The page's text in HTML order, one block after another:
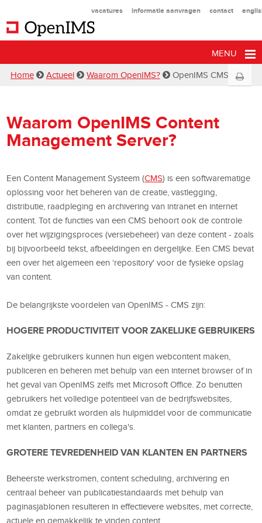
vacatures informatie aanvragen contact
MENU
Home Actueel Waarom OpenIMS? OpenIMS CMS
Waarom OpenIMS Content
Management Server?
Een Content Management Systeem (CMS) is een softwarematige
oplossing voor het beheren van de creatie, vastlegging,
distributie, raadpleging en archivering van intranet en internet
content. Tot de functies van een CMS behoort ook de controle
over het wijzigingsproces (versiebeheer) van deze content - zoals
bij bijvoorbeeld tekst, afbeeldingen en dergelijke. Een CMS bevat
een over het algemeen een ‘repository' voor de fysieke opslag
van content.
De belangrijkste voordelen van OpenIMS - CMS zijn:
HOGERE PRODUCTIVITEIT VOOR ZAKELIJKE GEBRUIKERS
Zakelijke gebruikers kunnen hun eigen webcontent maken,
publiceren en beheren met behulp van een internet browser of in
het geval van OpenIMS zelfs met Microsoft Office. Zo benutten
gebruikers het volledige potentieel van de bedrijfswebsites,
omdat ze gebruikt worden als hulpmiddel voor de communicatie
met klanten, partners en collega's.
GROTERE TEVREDENHEID VAN KLANTEN EN PARTNERS
Beheerste werkstromen, content scheduling, archivering en
centraal beheer van publicatiestandaards met behulp van
paginasjablonen resulteren in effectievere websites, met correcte,
actuele en gemakkelijk te vinden content.